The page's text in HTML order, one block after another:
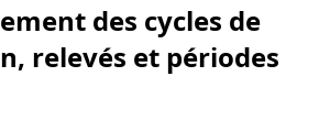
des cycles de
relevés et périodes